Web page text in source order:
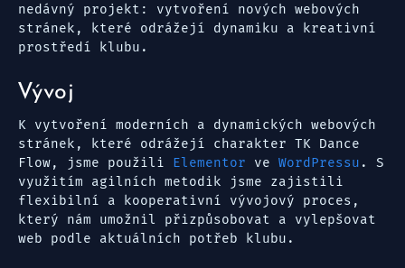
nedávný projekt: vytvoření nových webových
stránek, které odrážejí dynamiku a kreativní
prostředí klubu.
Vývoj
K vytvoření moderních a dynamických webových
stránek, které odrážejí charakter TK Dance
Flow, jsme použili Elementor ve WordPressu . S
využitím agilních metodik jsme zajistili
flexibilní a kooperativní vývojový proces,
který nám umožnil přizpůsobovat a vylepšovat
web podle aktuálních potřeb klubu.